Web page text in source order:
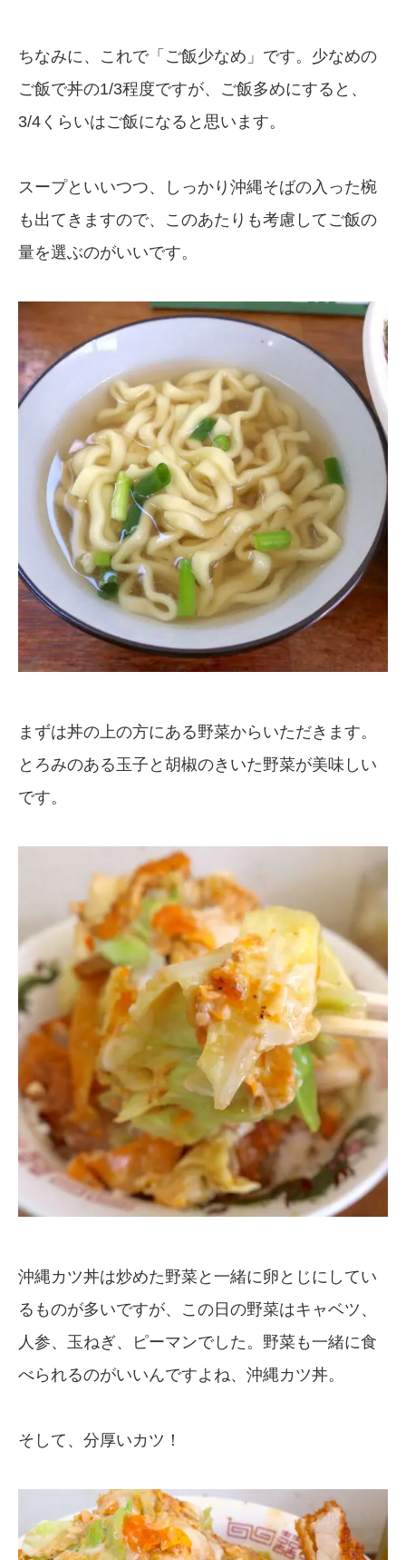
ちなみに、これで「ご飯少なめ」です。少なめの
ご飯で丼の1/3程度ですが、ご飯多めにすると、
3/4くらいはご飯になると思います。
スープといいつつ、しっかり沖縄そばの入った椀
も出てきますので、このあたりも考慮してご飯の
量を選ぶのがいいです。
まずは丼の上の方にある野菜からいただきます。
とろみのある玉子と胡椒のきいた野菜が美味しい
です。
沖縄カツ丼は炒めた野菜と一緒に卵とじにしてい
るものが多いですが、この日の野菜はキャベツ、
人参、玉ねぎ、ピーマンでした。野菜も一緒に食
べられるのがいいんですよね、沖縄カツ丼。
そして、分厚いカツ！